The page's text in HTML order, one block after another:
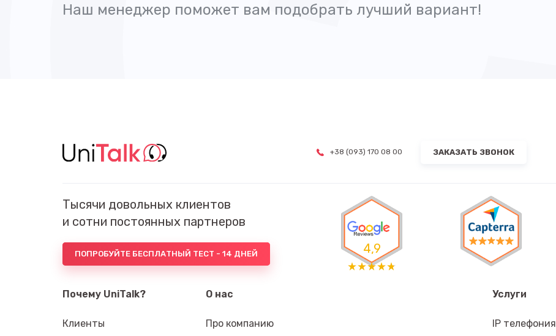
Наш менеджер поможет вам подобрать лучший вариант!
+38 (093) 170 08 00 ЗАКАЗАТЬ ЗВОНОК
Тысячи довольных клиентов
и сотни постоянных партнеров
ПОПРОБУЙТЕ БЕСПЛАТНЫЙ ТЕСТ - 14 ДНЕЙ 4,9
Почему UniTalk?
Клиенты
О нас
Про компанию
Услуги
IP телефония